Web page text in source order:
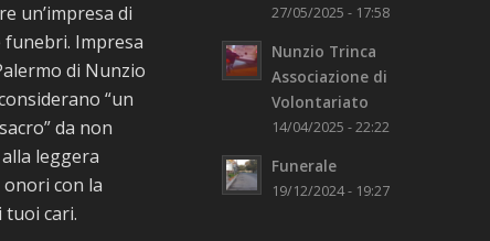
un’impresa di
Impresa
di Nunzio
“un
da non
leggera
onori con la
tuoi cari.
27/05/2025 - 17:58
Nunzio Trinca
Associazione di
Volontariato
14/04/2025 - 22:22
Funerale
19/12/2024 - 19:27